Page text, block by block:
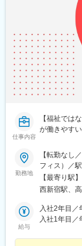
仕事内容
【福祉では
が働きやす
勤務地
【転勤なし
フィス）／
14-24 西新
駅」より徒
区梅田三丁
阪駅」桜橋
＜横浜拠点
【最寄り駅】
西新宿駅、
給与
入社2年目／
入社1年目／